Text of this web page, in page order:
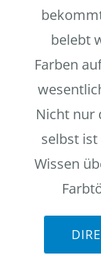
belebt
Farben
Nicht nur
selbst
Wissen